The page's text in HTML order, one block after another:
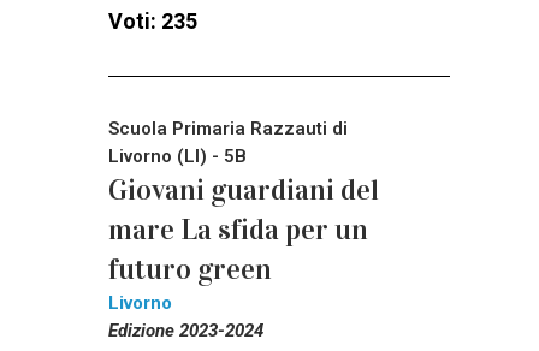
Voti: 235
Scuola Primaria Razzauti di
Livorno (LI) - 5B
Giovani guardiani del
mare La sfida per un
futuro green
Livorno
Edizione 2023-2024